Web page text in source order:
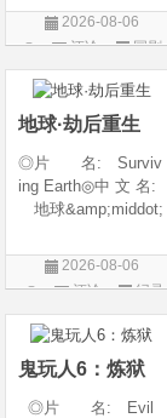
年 代 2026◎
产 地 中国大陆
爱情◎语 言 汉
语普通话◎上映日期
2026-08-06
评论
国剧
地球·劫后重生
◎片 名: Surviv
ing Earth◎中 文 名:
地球&amp;middot;
名: 幸存地球◎
年 代: 2026◎
类 别: 纪录片
◎语 言: 英语
◎上映
2026-08-06
评论
纪录
片
鬼玩人6：炼狱
◎片 名: Evil